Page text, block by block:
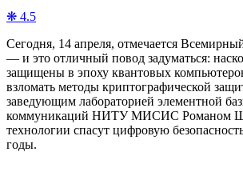
❋ 4.5
Сегодня, 14 апреля, отмечается
— и это отличный повод задуматься:
защищены в эпоху квантовых
взломать методы криптографической
заведующим лабораторией элементной
коммуникаций НИТУ МИСИС Романом
технологии спасут цифровую
годы.